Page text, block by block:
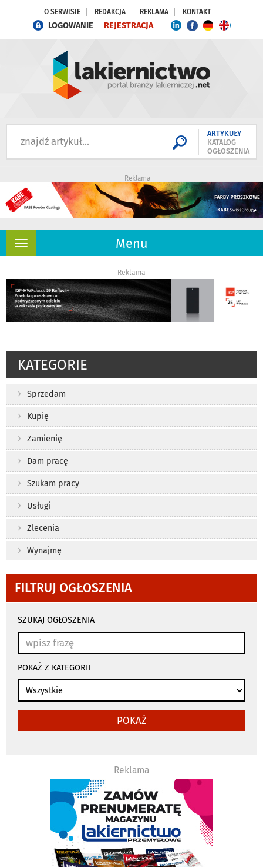
O SERWISIE REDAKCJA REKLAMA KONTAKT
LOGOWANIE REJESTRACJA
ARTYKUŁY
KATALOG
OGŁOSZENIA
Reklama
Menu
Rozwiń
Reklama
KATEGORIE
Sprzedam
Kupię
Zamienię
Dam pracę
Szukam pracy
Usługi
Zlecenia
Wynajmę
FILTRUJ OGŁOSZENIA
wyszukiwania
automatycznie
SZUKAJ OGŁOSZENIA
POKAŻ Z KATEGORII
POKAŻ
Reklama